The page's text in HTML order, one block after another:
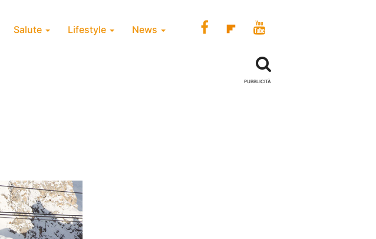
Salute Lifestyle News
PUBBLICITÀ